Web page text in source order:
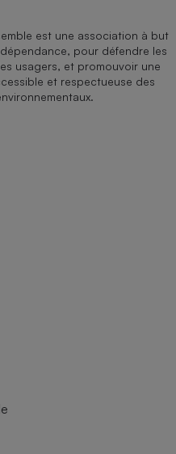
est une association à but
pour défendre les
usagers, et promouvoir une
et respectueuse des